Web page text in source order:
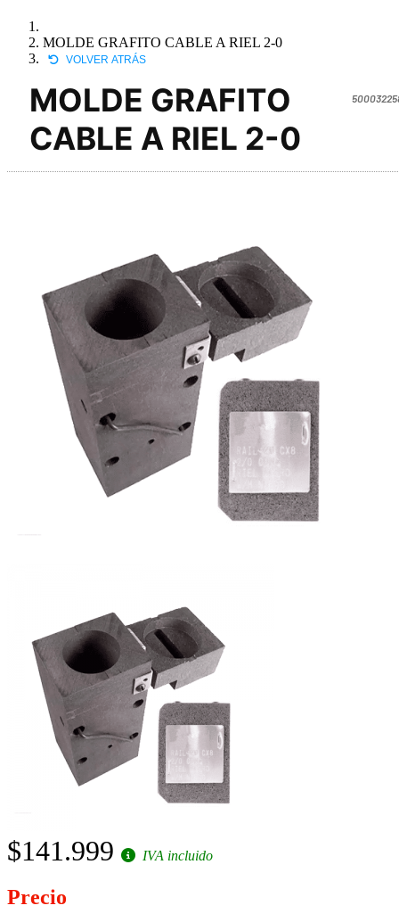
MOLDE GRAFITO CABLE A RIEL 2-0
VOLVER ATRÁS
MOLDE GRAFITO
CABLE A RIEL 2-0
$141.999 IVA incluido
Precio